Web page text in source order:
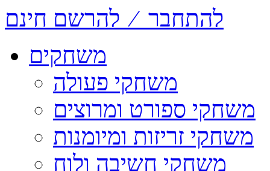
להתחבר ⁄ להרשם חינם
משחקים
משחקי פעולה
משחקי ספורט ומרוצים
משחקי זריזות ומיומנות
משחקי חשיבה ולוח